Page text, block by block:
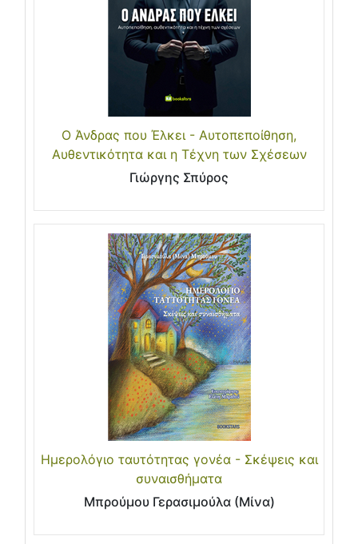
Ο Άνδρας που Έλκει - Αυτοπεποίθηση,
Αυθεντικότητα και η Τέχνη των Σχέσεων
Γιώργης Σπύρος
Ημερολόγιο ταυτότητας γονέα - Σκέψεις και
συναισθήματα
Μπρούμου Γερασιμούλα (Μίνα)